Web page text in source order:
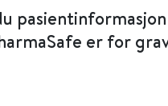
er for